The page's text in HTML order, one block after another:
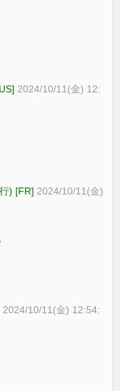
2024/10/11(金) 12:
) [FR] 2024/10/11(金)
2024/10/11(金) 12:54: